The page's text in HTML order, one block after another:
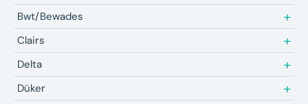
Bwt/Bewades
Clairs
Delta
Düker